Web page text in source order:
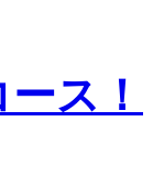
ス！